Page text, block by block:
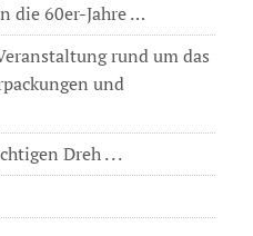
die 60er-Jahre …
rund um das
und
Dreh . . .